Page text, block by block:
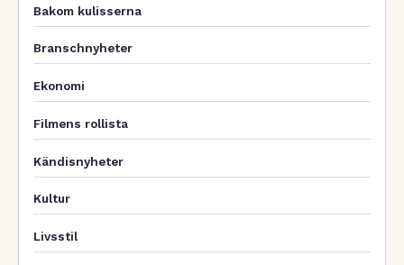
Bakom kulisserna
Branschnyheter
Ekonomi
Filmens rollista
Kändisnyheter
Kultur
Livsstil